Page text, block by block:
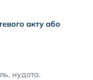
акту або
нудота.